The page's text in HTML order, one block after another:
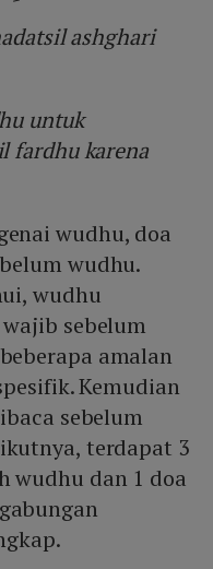
ashghari
untuk
fardhu karena
wudhu, doa
wudhu.
wudhu
sebelum
amalan
Kemudian
sebelum
terdapat 3
wudhu dan 1 doa